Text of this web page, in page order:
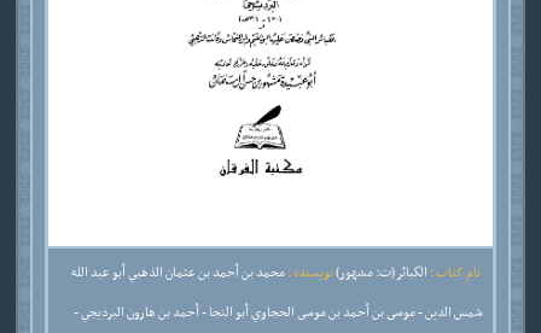
نام کتاب : الكبائر (ت: مشهور)نویسنده :محمد بن أحمد بن عثمان الذهبي أبو عبد الله
شمس الدين - موسى بن أحمد بن موسى الحجاوي أبو النجا - أحمد بن هارون البرديجي -